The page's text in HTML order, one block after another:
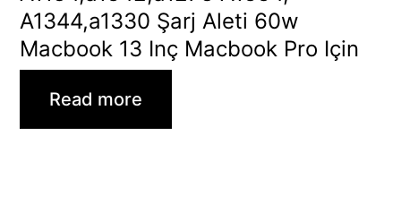
A1344,a1330 Şarj Aleti 60w
Macbook 13 Inç Macbook Pro Için
Read more